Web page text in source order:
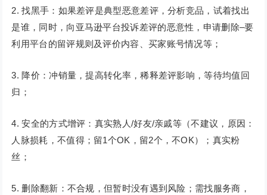
2. 找黑手：如果差评是典型恶意差评，分析竞品，试着找出
是谁，同时，向亚马逊平台投诉差评的恶意性，申请删除–要
利用平台的留评规则及评价内容、买家账号情况等；
3. 降价：冲销量，提高转化率，稀释差评影响，等待均值回
归；
4. 安全的方式增评：真实熟人/好友/亲戚等（不建议，原因：
人脉损耗，不值得；留1个OK，留2个，不OK）；真实粉
丝；
5. 删除翻新：不合规，但暂时没有遇到风险；需找服务商，